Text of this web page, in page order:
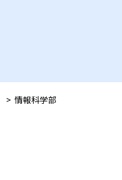
> 情報科学部